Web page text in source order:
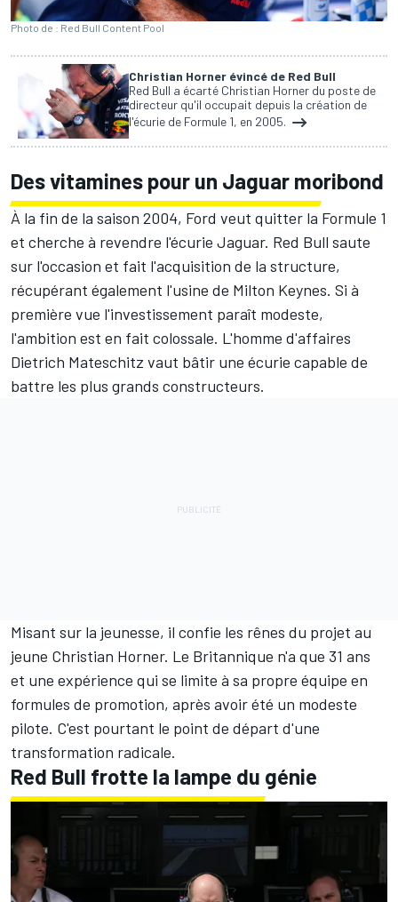
Photo de : Red Bull Content Pool
Christian Horner évincé de Red Bull
Red Bull a écarté Christian Horner du poste de
directeur qu'il occupait depuis la création de
l'écurie de Formule 1, en 2005.
Des vitamines pour un Jaguar moribond
À la fin de la saison 2004, Ford veut quitter la Formule 1
et cherche à revendre l'écurie Jaguar. Red Bull saute
sur l'occasion et fait l'acquisition de la structure,
récupérant également l'usine de Milton Keynes. Si à
première vue l'investissement paraît modeste,
l'ambition est en fait colossale. L'homme d'affaires
Dietrich Mateschitz vaut bâtir une écurie capable de
battre les plus grands constructeurs.
Misant sur la jeunesse, il confie les rênes du projet au
jeune Christian Horner. Le Britannique n'a que 31 ans
et une expérience qui se limite à sa propre équipe en
formules de promotion, après avoir été un modeste
pilote. C'est pourtant le point de départ d'une
transformation radicale.
Red Bull frotte la lampe du génie